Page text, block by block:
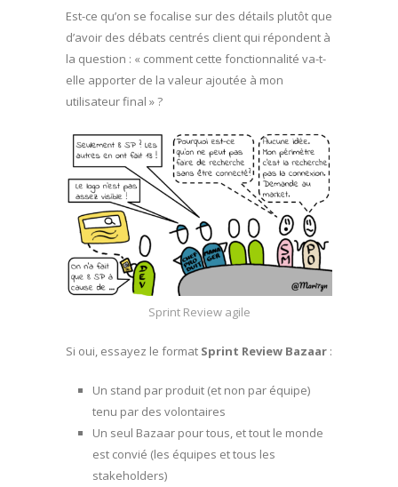
Est-ce qu’on se focalise sur des détails plutôt que
d’avoir des débats centrés client qui répondent à
la question : « comment cette fonctionnalité va-t-
elle apporter de la valeur ajoutée à mon
utilisateur final » ?
Sprint Review agile
Si oui, essayez le format Sprint Review Bazaar :
Un stand par produit (et non par équipe)
tenu par des volontaires
Un seul Bazaar pour tous, et tout le monde
est convié (les équipes et tous les
stakeholders)